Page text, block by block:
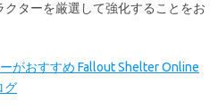
ターを厳選して強化することをお
がおすすめ Fallout Shelter Online
グ